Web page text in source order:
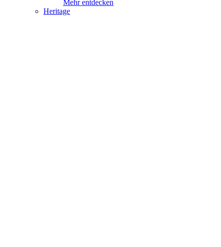
Mehr entdecken
Heritage